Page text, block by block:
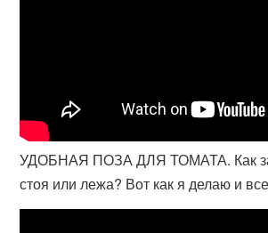
УДОБНАЯ ПОЗА ДЛЯ ТОМАТА. Как
стоя или лежа? Вот как я делаю и